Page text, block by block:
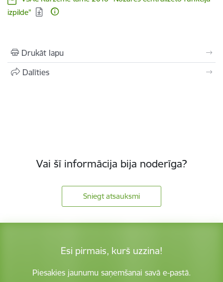
izpilde"
Drukāt lapu
Dalīties
Vai šī informācija bija noderīga?
Sniegt atsauksmi
Esi pirmais, kurš uzzina!
Piesakies jaunumu saņemšanai savā e-pastā.